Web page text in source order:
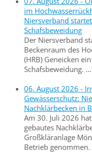
im
Niersverband
Schafsbeweidung
Der Niersverband
Beckenraum des
(HRB) Geneicken
Schafsbeweidung. ...
06. August 2026 -
Gewässerschutz:
Nachklärbecken in
Am 30. Juli 2026
gebautes
Großkläranlage
Betrieb genommen.